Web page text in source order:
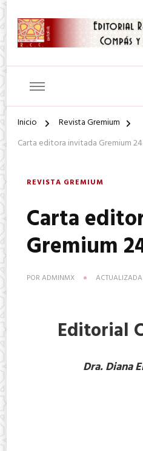
Inicio
Revista Gremium
Carta editora invitada Gremium 24
REVISTA GREMIUM
Carta
Gremium
POR ADMINMX
Editorial
Dra. Diana